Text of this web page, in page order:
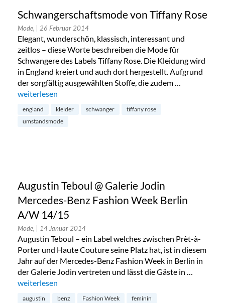
Schwangerschaftsmode von Tiffany Rose
Mode, | 26 Februar 2014
Elegant, wunderschön, klassisch, interessant und
zeitlos – diese Worte beschreiben die Mode für
Schwangere des Labels Tiffany Rose. Die Kleidung wird
in England kreiert und auch dort hergestellt. Aufgrund
der sorgfältig ausgewählten Stoffe, die zudem …
„Schwangerschaftsmode von Tiffany Rose“
weiterlesen
england kleider schwanger
tiffany rose
umstandsmode
Augustin Teboul @ Galerie Jodin
Mercedes-Benz Fashion Week Berlin
A/W 14/15
Mode, | 14 Januar 2014
Augustin Teboul – ein Label welches zwischen Prèt-à-
Porter und Haute Couture seine Platz hat, ist in diesem
Jahr auf der Mercedes-Benz Fashion Week in Berlin in
der Galerie Jodin vertreten und lässt die Gäste in …
„Augustin Teboul @ Galerie Jodin Mercedes-Benz Fashion
weiterlesen
augustin benz Fashion Week
feminin